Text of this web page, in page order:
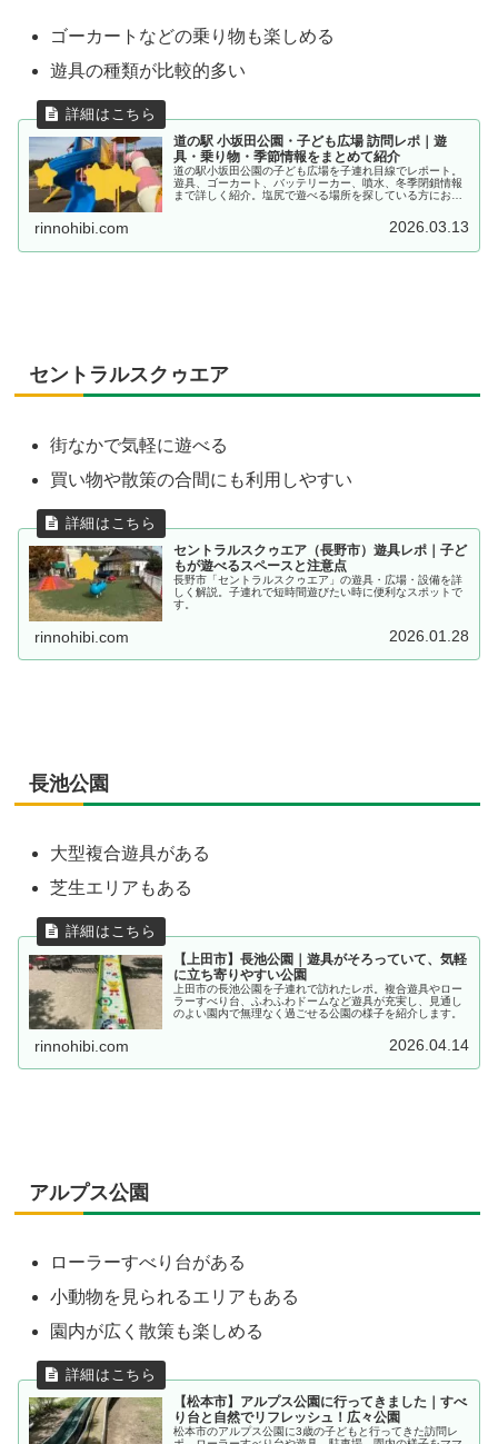
ゴーカートなどの乗り物も楽しめる
遊具の種類が比較的多い
道の駅 小坂田公園・子ども広場 訪問レポ｜遊
具・乗り物・季節情報をまとめて紹介
道の駅小坂田公園の子ども広場を子連れ目線でレポート。
遊具、ゴーカート、バッテリーカー、噴水、冬季閉鎖情報
まで詳しく紹介。塩尻で遊べる場所を探している方におす
rinnohibi.com 2026.03.13
セントラルスクゥエア
街なかで気軽に遊べる
買い物や散策の合間にも利用しやすい
セントラルスクゥエア（長野市）遊具レポ｜子ど
もが遊べるスペースと注意点
長野市「セントラルスクゥエア」の遊具・広場・設備を詳
しく解説。子連れで短時間遊びたい時に便利なスポットで
す。
rinnohibi.com 2026.01.28
長池公園
大型複合遊具がある
芝生エリアもある
【上田市】長池公園｜遊具がそろっていて、気軽
に立ち寄りやすい公園
上田市の長池公園を子連れで訪れたレポ。複合遊具やロー
ラーすべり台、ふわふわドームなど遊具が充実し、見通し
のよい園内で無理なく過ごせる公園の様子を紹介します。
rinnohibi.com 2026.04.14
アルプス公園
ローラーすべり台がある
小動物を見られるエリアもある
園内が広く散策も楽しめる
【松本市】アルプス公園に行ってきました｜すべ
り台と自然でリフレッシュ！広々公園
松本市のアルプス公園に3歳の子どもと行ってきた訪問レ